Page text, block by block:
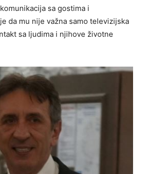
sa gostima i
da mu nije važna samo televizijska
sa ljudima i njihove životne